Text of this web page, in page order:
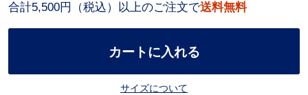
合計5,500円（税込）以上のご注文で送料無料
カートに入れる
サイズについて